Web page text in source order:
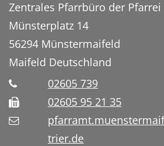
Zentrales Pfarrbüro der
Münsterplatz 14
56294 Münstermaifeld
Maifeld Deutschland
02605 739
02605 95 21 35
trier.de